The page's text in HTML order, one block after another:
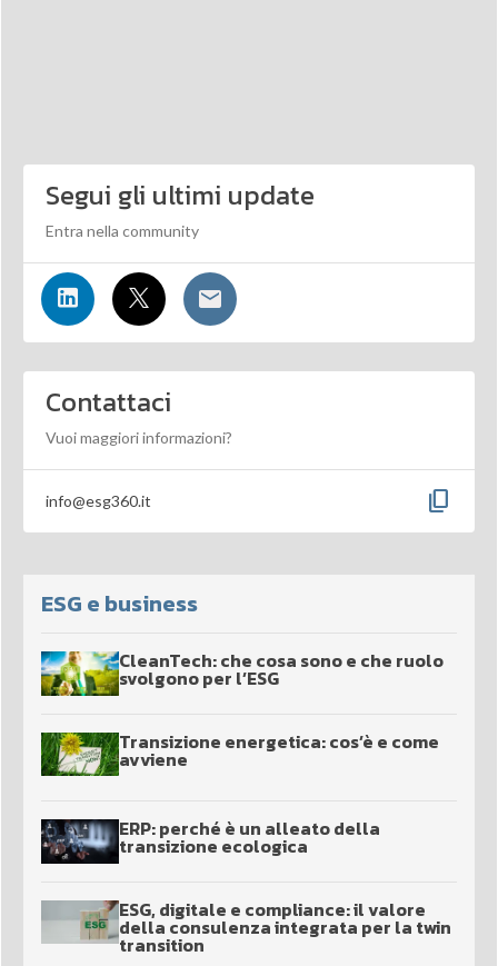
Segui gli ultimi update
Entra nella community
Contattaci
Vuoi maggiori informazioni?
info@esg360.it content_copy
ESG e business
CleanTech: che cosa sono e che ruolo
svolgono per l’ESG
Transizione energetica: cos’è e come
avviene
ERP: perché è un alleato della
transizione ecologica
ESG, digitale e compliance: il valore
della consulenza integrata per la twin
transition